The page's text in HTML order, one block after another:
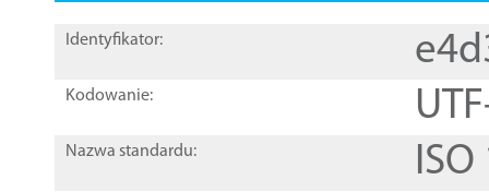
Identyfikator:
Kodowanie:
Nazwa standardu: